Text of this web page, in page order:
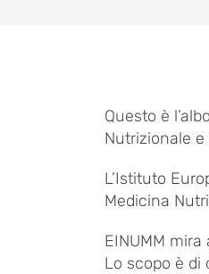
Questo è
Nutrizionale
L’Istituto
Medicina
EINUMM
Lo scopo è di